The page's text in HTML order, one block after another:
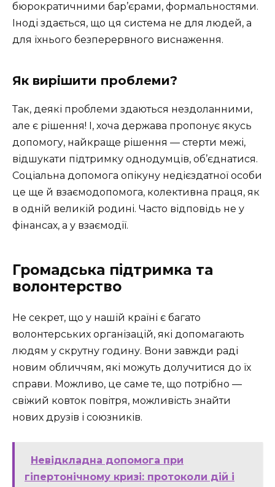
бюрократичними бар’єрами, формальностями.
Іноді здається, що ця система не для людей, а
для їхнього безперервного виснаження.
Як вирішити проблеми?
Так, деякі проблеми здаються нездоланними,
але є рішення! І, хоча держава пропонує якусь
допомогу, найкраще рішення — стерти межі,
відшукати підтримку однодумців, об’єднатися.
Соціальна допомога опікуну недієздатної особи
це ще й взаємодопомога, колективна праця, як
в одній великій родині. Часто відповідь не у
фінансах, а у взаємодії.
Громадська підтримка та
волонтерство
Не секрет, що у нашій країні є багато
волонтерських організацій, які допомагають
людям у скрутну годину. Вони завжди раді
новим обличчям, які можуть долучитися до їх
справи. Можливо, це саме те, що потрібно —
свіжий ковток повітря, можливість знайти
нових друзів і союзників.
Невідкладна допомога при
гіпертонічному кризі: протоколи дій і